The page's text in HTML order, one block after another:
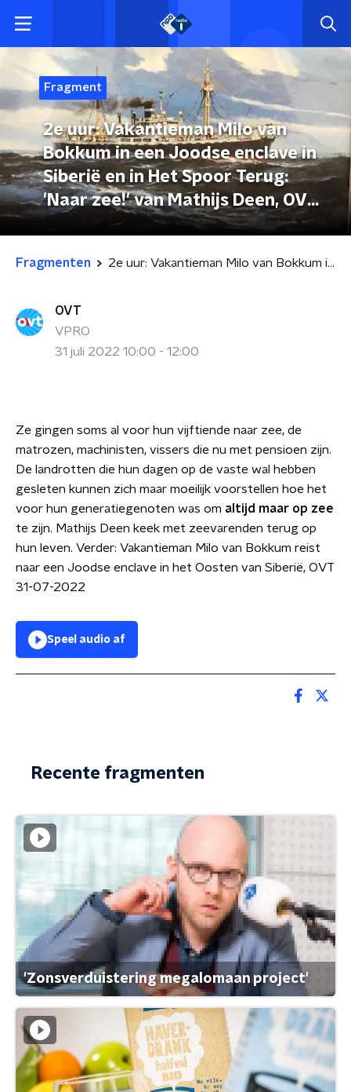
Fragment
2e uur: Vakantieman Milo van
Bokkum in een Joodse enclave in
Siberië en in Het Spoor Terug:
'Naar zee!' van Mathijs Deen, OVT
31-07-2022
Fragmenten 2e uur: Vakantieman Milo van Bokkum in een Joodse enclave in Siberië en in Het Spoor Terug: 'Naar zee!' van Mathijs Deen, OVT 31-07-2022
OVT
VPRO
31 juli 2022 10:00 - 12:00
Ze gingen soms al voor hun vijftiende naar zee, de
matrozen, machinisten, vissers die nu met pensioen zijn.
De landrotten die hun dagen op de vaste wal hebben
gesleten kunnen zich maar moeilijk voorstellen hoe het
voor hun generatiegenoten was om altijd maar op zee
te zijn. Mathijs Deen keek met zeevarenden terug op
hun leven. Verder: Vakantieman Milo van Bokkum reist
naar een Joodse enclave in het Oosten van Siberië, OVT
31-07-2022
Speel audio af
Recente fragmenten
'Zonsverduistering megalomaan project'